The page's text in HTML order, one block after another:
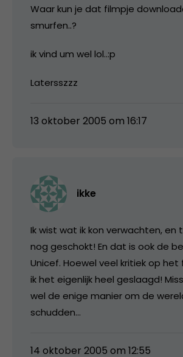
Waar kun je dat filmpje
smurfen..?
ik vind um wel lol..:p
Latersszzz
13 oktober 2005 om 16:17
ikke
Ik wist wat ik kon verwachten, en
nog geschokt! En dat is ook de
Unicef. Hoewel veel kritiek op het
ik het eigenlijk heel geslaagd!
wel de enige manier om de
schudden…
14 oktober 2005 om 12:55